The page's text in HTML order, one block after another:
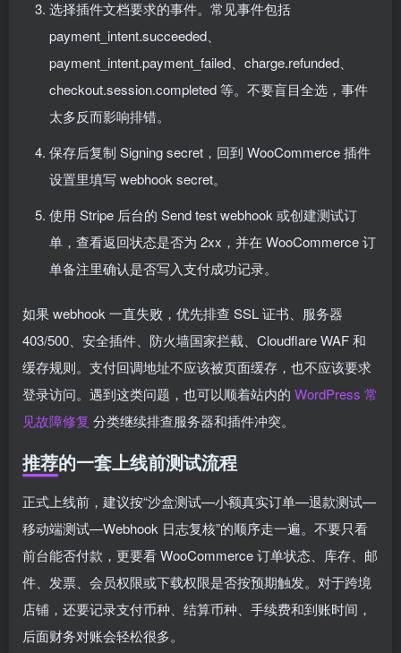
选择插件文档要求的事件。常见事件包括
payment_intent.succeeded、
payment_intent.payment_failed、charge.refunded、
checkout.session.completed 等。不要盲目全选，事件
太多反而影响排错。
保存后复制 Signing secret，回到 WooCommerce 插件
设置里填写 webhook secret。
使用 Stripe 后台的 Send test webhook 或创建测试订
单，查看返回状态是否为 2xx，并在 WooCommerce 订
单备注里确认是否写入支付成功记录。
如果 webhook 一直失败，优先排查 SSL 证书、服务器
403/500、安全插件、防火墙国家拦截、Cloudflare WAF 和
缓存规则。支付回调地址不应该被页面缓存，也不应该要求
登录访问。遇到这类问题，也可以顺着站内的 WordPress 常
见故障修复 分类继续排查服务器和插件冲突。
推荐的一套上线前测试流程
正式上线前，建议按“沙盒测试—小额真实订单—退款测试—
移动端测试—Webhook 日志复核”的顺序走一遍。不要只看
前台能否付款，更要看 WooCommerce 订单状态、库存、邮
件、发票、会员权限或下载权限是否按预期触发。对于跨境
店铺，还要记录支付币种、结算币种、手续费和到账时间，
后面财务对账会轻松很多。